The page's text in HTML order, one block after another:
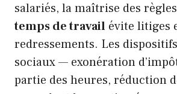
salariés, la maîtrise des
temps de travail évite litiges
redressements. Les
sociaux — exonération
partie des heures, réduction